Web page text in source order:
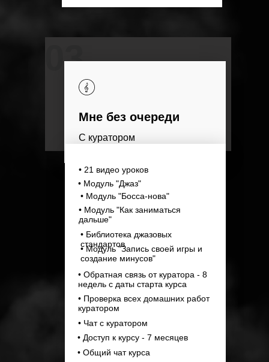
03
Мне без очереди
С куратором
• 21 видео уроков
• Модуль "Джаз"
• Модуль "Как заниматься
дальше"
• Модуль "Босса-нова"
• Библиотека джазовых
стандартов
• Модуль "Запись своей игры и
создание минусов"
• Обратная связь от куратора - 8
недель с даты старта курса
• Проверка всех домашних работ
куратором
• Общий чат курса
• Чат с куратором
• Доступ к курсу - 7 месяцев